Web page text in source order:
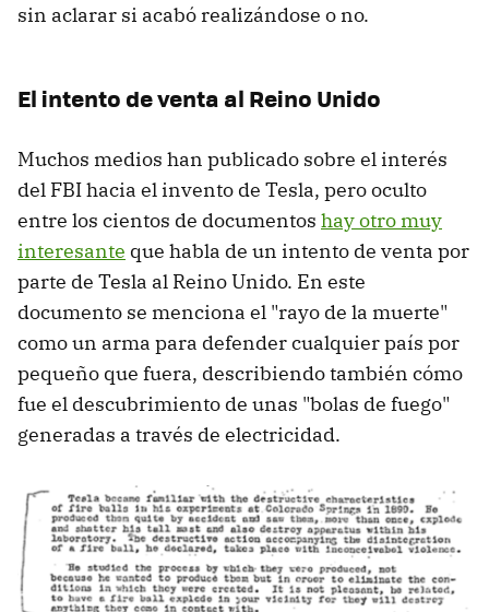
sin aclarar si acabó realizándose o no.
El intento de venta al Reino Unido
Muchos medios han publicado sobre el interés
del FBI hacia el invento de Tesla, pero oculto
entre los cientos de documentos hay otro muy
interesante que habla de un intento de venta por
parte de Tesla al Reino Unido. En este
documento se menciona el "rayo de la muerte"
como un arma para defender cualquier país por
pequeño que fuera, describiendo también cómo
fue el descubrimiento de unas "bolas de fuego"
generadas a través de electricidad.